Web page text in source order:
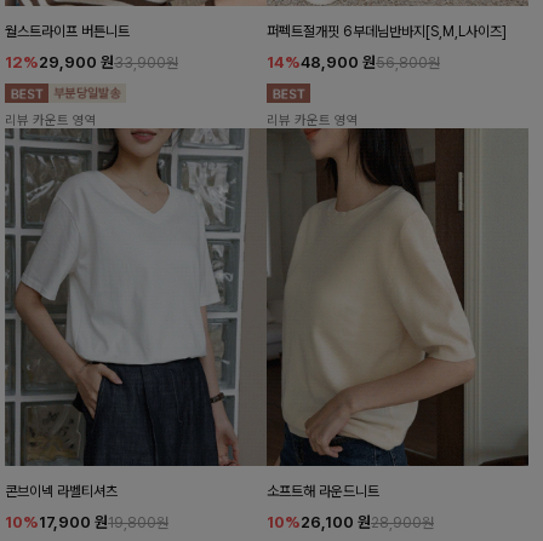
월스트라이프 버튼니트
12%29,900 원33,900원
리뷰 카운트 영역
퍼펙트절개핏 6부데님반바지[S,M,L사이즈]
14%48,900 원56,800원
리뷰 카운트 영역
콘브이넥 라벨티셔츠
10%17,900 원19,800원
소프트해 라운드니트
10%26,100 원28,900원